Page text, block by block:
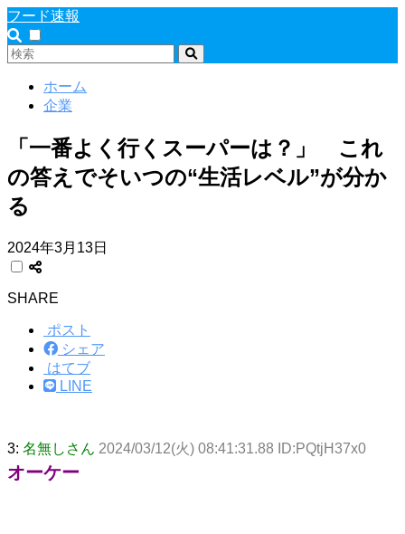
フード速報
ホーム
企業
「一番よく行くスーパーは？」 これ
の答えでそいつの“生活レベル”が分か
る
2024年3月13日
SHARE
ポスト
シェア
はてブ
LINE
3: 名無しさん 2024/03/12(火) 08:41:31.88 ID:PQtjH37x0
オーケー